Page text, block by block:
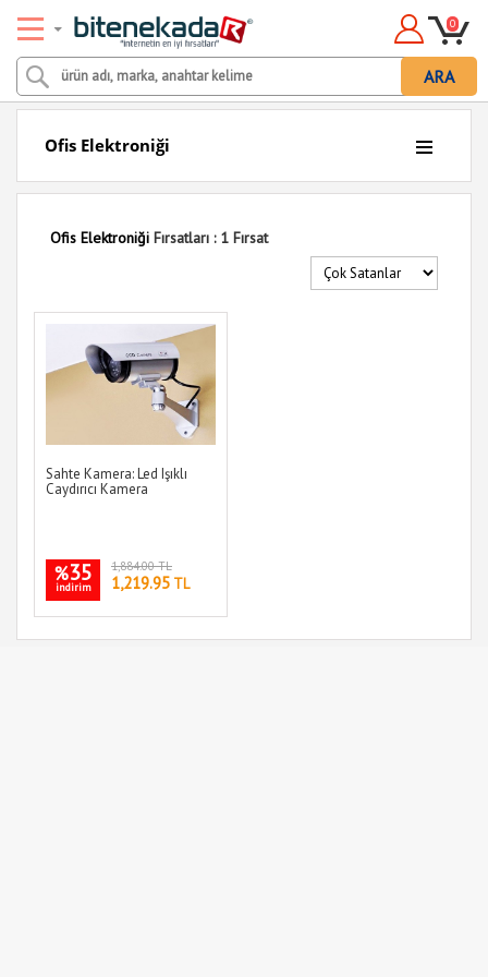
ARA
0
Ofis Elektroniği
Ofis Elektroniği Fırsatları : 1 Fırsat
Sahte Kamera: Led Işıklı
Caydırıcı Kamera
%35
indirim
1,884.00 TL
1,219.95 TL